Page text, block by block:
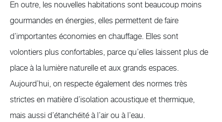
En outre, les nouvelles habitations sont beaucoup moins
gourmandes en énergies, elles permettent de faire
d’importantes économies en chauffage. Elles sont
volontiers plus confortables, parce qu’elles laissent plus de
place à la lumière naturelle et aux grands espaces.
Aujourd’hui, on respecte également des normes très
strictes en matière d’isolation acoustique et thermique,
mais aussi d’étanchéité à l’air ou à l’eau.